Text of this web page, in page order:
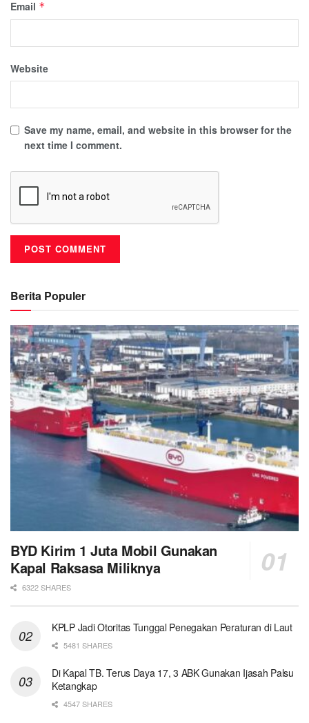
Email *
Website
Save my name, email, and website in this browser for the
next time I comment.
Berita Populer
BYD Kirim 1 Juta Mobil Gunakan
Kapal Raksasa Miliknya
6322 SHARES
KPLP Jadi Otoritas Tunggal Penegakan Peraturan di Laut
5481 SHARES
Di Kapal TB. Terus Daya 17, 3 ABK Gunakan Ijasah Palsu
Ketangkap
4547 SHARES